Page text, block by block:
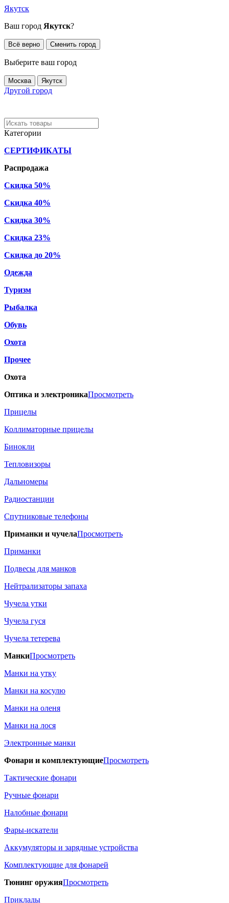
Якутск
Ваш город Якутск?
Всё верно Сменить город
Выберите ваш город
Москва Якутск
Другой город
Категории
СЕРТИФИКАТЫ
Распродажа
Скидка 50%
Скидка 40%
Скидка 30%
Скидка 23%
Скидка до 20%
Одежда
Туризм
Рыбалка
Обувь
Охота
Прочее
Охота
Оптика и электроникаПросмотреть
Прицелы
Коллиматорные прицелы
Бинокли
Тепловизоры
Дальномеры
Радиостанции
Спутниковые телефоны
Приманки и чучелаПросмотреть
Приманки
Подвесы для манков
Нейтрализаторы запаха
Чучела утки
Чучела гуся
Чучела тетерева
МанкиПросмотреть
Манки на утку
Манки на косулю
Манки на оленя
Манки на лося
Электронные манки
Фонари и комплектующиеПросмотреть
Тактические фонари
Ручные фонари
Налобные фонари
Фары-искатели
Аккумуляторы и зарядные устройства
Комплектующие для фонарей
Тюнинг оружияПросмотреть
Приклады